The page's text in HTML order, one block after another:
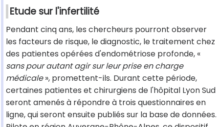
Etude sur l'infertilité
Pendant cinq ans, les chercheurs pourront observer
les facteurs de risque, le diagnostic, le traitement chez
des patientes opérées d'endométriose profonde, «
sans pour autant agir sur leur prise en charge
médicale», promettent-ils. Durant cette période,
certaines patientes et chirurgiens de l'hôpital Lyon Sud
seront amenés à répondre à trois questionnaires en
ligne, qui seront ensuite publiés sur la base de données.